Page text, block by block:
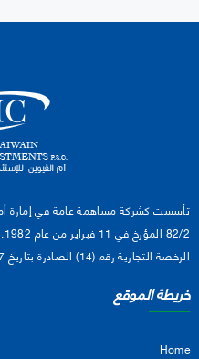
تأسست كشركة مساهمة عامة في إمارة
الرخصة التجارية رقم (14) الصادرة بتاريخ 1983/11/27
خريطة الموقع
Home